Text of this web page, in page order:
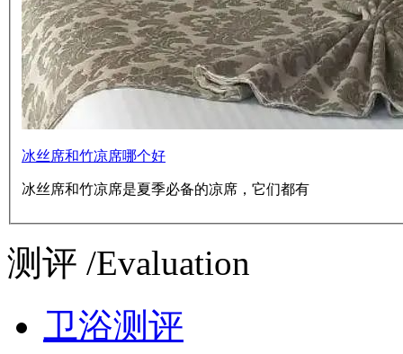
冰丝席和竹凉席哪个好
冰丝席和竹凉席是夏季必备的凉席，它们都有
测评 /Evaluation
卫浴测评